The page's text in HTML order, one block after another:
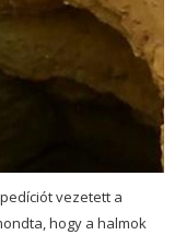
vezetett a
hogy a halmok